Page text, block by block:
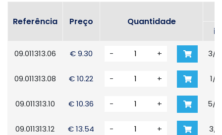
Referência Preço Quantidade
in
09.011313.06 € 9.30 - + 3/
09.011313.08 € 10.22 - + 1/
09.011313.10 € 10.36 - + 5/
09.011313.12 € 13.54 - + 3/